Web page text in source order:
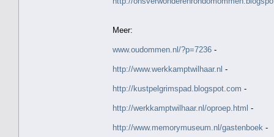
Meer:
www.oudommen.nl/?p=7236 -
http://www.werkkamptwilhaar.nl -
http://kustpelgrimspad.blogspot.com -
http://werkkamptwilhaar.nl/oproep.html -
http://www.memorymuseum.nl/gastenboek -